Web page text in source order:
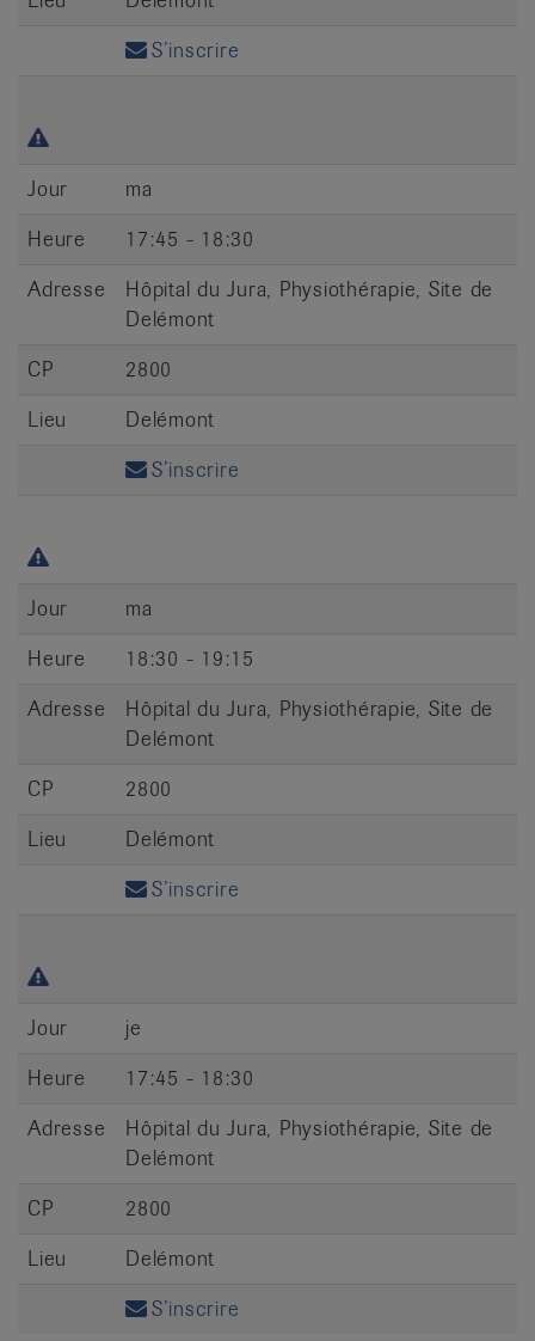
S’inscrire
Jour
ma
Heure
17:45 - 18:30
Adresse
Hôpital du Jura, Physiothérapie, Site de
Delémont
CP
2800
Lieu
Delémont
S’inscrire
Jour
ma
Heure
18:30 - 19:15
Adresse
Hôpital du Jura, Physiothérapie, Site de
Delémont
CP
2800
Lieu
Delémont
S’inscrire
Jour
je
Heure
17:45 - 18:30
Adresse
Hôpital du Jura, Physiothérapie, Site de
Delémont
CP
2800
Lieu
Delémont
S’inscrire